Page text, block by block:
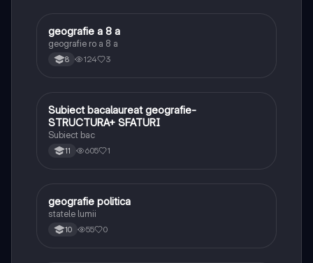
Geografie
geografie a 8 a
geografie ro a 8 a
8 124 3
Geografie
Subiect bacalaureat geografie-
STRUCTURA+ SFATURI
Subiect bac
11 605 1
Geografie
geografie politica
statele lumii
10 55 0